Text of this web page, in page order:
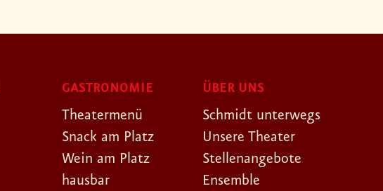
GASTRONOMIE
Theatermenü
Snack am Platz
Wein am Platz
hausbar
ÜBER UNS
Schmidt unterwegs
Unsere Theater
Stellenangebote
Ensemble